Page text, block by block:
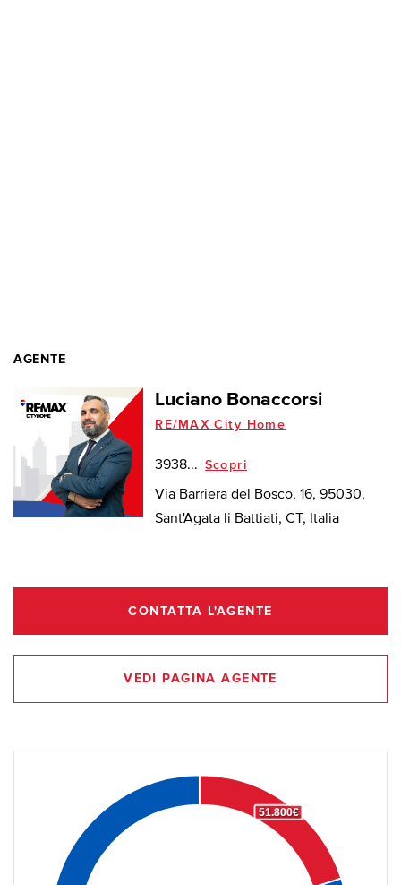
AGENTE
Luciano Bonaccorsi
RE/MAX City Home
3938... Scopri
Via Barriera del Bosco, 16, 95030,
Sant'Agata li Battiati, CT, Italia
CONTATTA L'AGENTE
VEDI PAGINA AGENTE
51.800€